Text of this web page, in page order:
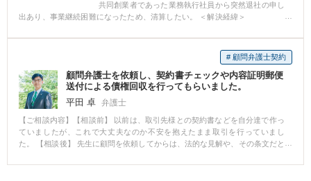
共同創業者であった業務執行社員から突然退社の申し
出あり、事業継続困難になったため、清算したい。 ＜解決経緯＞
き、持分払い戻し請求に対する対応、会社の解散手続き、財産換価、債務弁
済、清算登記手続きを経て無事清算を完了することができた。 対立する相手
方と、交渉により、債権の一部を放棄してもらい債務超過を回避できたこと
で破産手続きに移行せずに清算手続きを終了することができた。
# 顧問弁護士契約
顧問弁護士を依頼し、契約書チェックや内容証明郵便
送付による債権回収を行ってもらいました。
平田 卓 弁護士
【ご相談内容】【相談前】 以前は、取引先様との契約書などを自分達で作っ
ていましたが、これで大丈夫なのか不安を抱えたまま取引を行っていまし
た。 【相談後】 先生に顧問を依頼してからは、法的な見解や、その条文だと
ので、安心して取引ができます。 我々の業界のことをや取引慣行をよく理解